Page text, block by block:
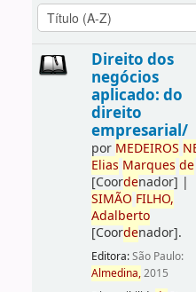
Direito dos
negócios
aplicado: do
direito
empresarial/
por MEDEIROS
Elias Marques de
[Coordenador] |
SIMÃO FILHO,
Adalberto
[Coordenador].
Editora:São Paulo:
Almedina,2015